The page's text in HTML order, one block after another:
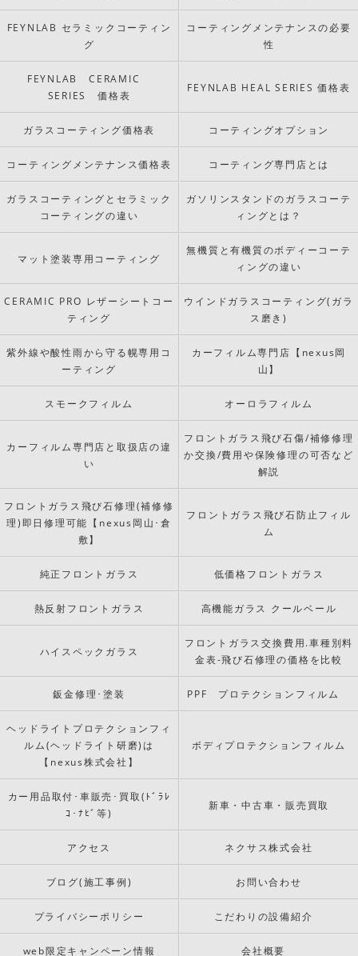
FEYNLAB セラミックコーティン
グ
コーティングメンテナンスの必要
性
FEYNLAB CERAMIC
SERIES 価格表
FEYNLAB HEAL SERIES 価格表
ガラスコーティング価格表 コーティングオプション
コーティングメンテナンス価格表 コーティング専門店とは
ガラスコーティングとセラミック
コーティングの違い
ガソリンスタンドのガラスコーテ
ィングとは？
マット塗装専用コーティング
無機質と有機質のボディーコーテ
ィングの違い
CERAMIC PRO レザーシートコー
ティング
ウインドガラスコーティング(ガラ
ス磨き)
紫外線や酸性雨から守る幌専用コ
ーティング
カーフィルム専門店【nexus岡
山】
スモークフィルム オーロラフィルム
カーフィルム専門店と取扱店の違
い
フロントガラス飛び石傷/補修修理
か交換/費用や保険修理の可否など
解説
フロントガラス飛び石修理(補修修
理)即日修理可能【nexus岡山･倉
敷】
フロントガラス飛び石防止フィル
ム
純正フロントガラス 低価格フロントガラス
熱反射フロントガラス 高機能ガラス クールベール
ハイスペックガラス
フロントガラス交換費用.車種別料
金表-飛び石修理の価格を比較
鈑金修理･塗装 PPF プロテクションフィルム
ヘッドライトプロテクションフィ
ルム(ヘッドライト研磨)は
【nexus株式会社】
ボディプロテクションフィルム
カー用品取付･車販売･買取(ﾄﾞﾗﾚ
ｺ･ﾅﾋﾞ等)
新車・中古車・販売買取
アクセス ネクサス株式会社
ブログ(施工事例) お問い合わせ
プライバシーポリシー こだわりの設備紹介
web限定キャンペーン情報 会社概要